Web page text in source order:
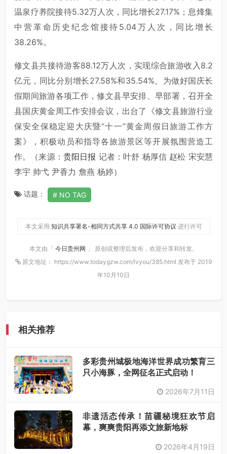
温泉疗养院接待5.32万人次，同比增长27.17%；息烽集
中营革命历史纪念馆接待5.04万人次，同比增长
38.26%。
修文县共接待游客88.12万人次，实现综合旅游收入8.2
亿元，同比分别增长27.58%和35.54%。为做好国庆长
假期间旅游各项工作，修文县早安排、早部署，召开全
县国庆黄金周工作安排会议，出台了《修文县旅游行业
保安全保稳定迎大庆暨“十一”黄金周假日旅游工作方
案》，积极动员和指导各旅游景区等开展氛围营造工
作。（来源： 贵阳日报 记者：叶舒 杨厚信 赵松 宋安慧
李宇 帅弋 尹香力 詹燕 杨婷）
话题： NO TAG
本文采用 知识共享署名-相同方式共享 4.0 国际许可协议 进行许可
本文由「 今日贵州网 」 原创或整理后发布，欢迎分享和转发。
原文地址： https://www.todaygzw.com/lvyou/385.html 发布于 2019
年10月10日
相关推荐
多彩贵州城极地海洋世界成功繁育三
只小海豚，全网征名正式启动！
2026年7月11日
非遗活态传承！苗疆秘境狂欢节启
幕，爽爽贵阳再添文旅新地标
2026年4月19日